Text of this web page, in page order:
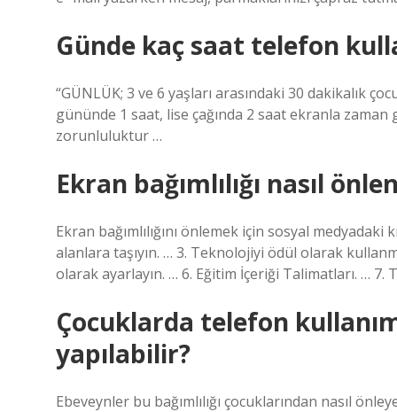
Günde kaç saat telefon
“GÜNLÜK; 3 ve 6 yaşları arasındaki 30 dakikalık
gününde 1 saat, lise çağında 2 saat ekranla
zorunluluktur …
Ekran bağımlılığı nasıl
Ekran bağımlılığını önlemek için sosyal
alanlara taşıyın. … 3. Teknolojiyi ödül olarak
olarak ayarlayın. … 6. Eğitim İçeriği Talimatları. …
Çocuklarda telefon
yapılabilir?
Ebeveynler bu bağımlılığı çocuklarından nasıl